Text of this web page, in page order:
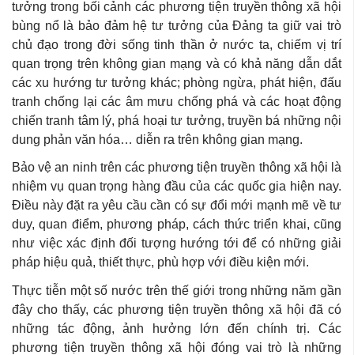
tưởng trong bối cảnh các phương tiện truyền thông xã hội
bùng nổ là bảo đảm hệ tư tưởng của Đảng ta giữ vai trò
chủ đạo trong đời sống tinh thần ở nước ta, chiếm vị trí
quan trọng trên không gian mạng và có khả năng dẫn dắt
các xu hướng tư tưởng khác; phòng ngừa, phát hiện, đấu
tranh chống lại các âm mưu chống phá và các hoạt động
chiến tranh tâm lý, phá hoại tư tưởng, truyền bá những nội
dung phản văn hóa… diễn ra trên không gian mạng.
Bảo vệ an ninh trên các phương tiện truyền thông xã hội là
nhiệm vụ quan trọng hàng đầu của các quốc gia hiện nay.
Điều này đặt ra yêu cầu cần có sự đổi mới mạnh mẽ về tư
duy, quan điểm, phương pháp, cách thức triển khai, cũng
như việc xác định đối tượng hướng tới để có những giải
pháp hiệu quả, thiết thực, phù hợp với điều kiện mới.
Thực tiễn một số nước trên thế giới trong những năm gần
đây cho thấy, các phương tiện truyền thông xã hội đã có
những tác động, ảnh hưởng lớn đến chính trị. Các
phương tiện truyền thông xã hội đóng vai trò là những